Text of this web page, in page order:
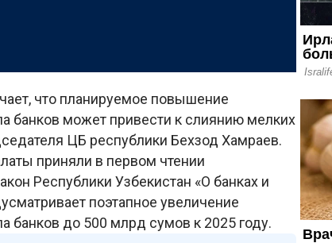
что планируемое повышение
банков может привести к слиянию мелких
ЦБ республики Бехзод Хамраев.
приняли в первом чтении
Республики Узбекистан «О банках и
поэтапное увеличение
банков до 500 млрд сумов к 2025 году.